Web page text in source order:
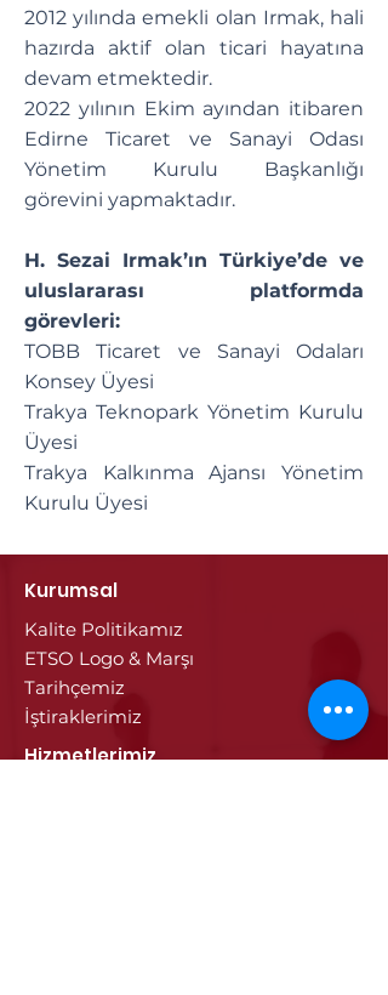
2012 yılında emekli olan Irmak, hali
hazırda aktif olan ticari hayatına
devam etmektedir.
2022 yılının Ekim ayından itibaren
Edirne Ticaret ve Sanayi Odası
Yönetim Kurulu Başkanlığı
görevini yapmaktadır.
H. Sezai Irmak’ın Türkiye’de ve
uluslararası platformda
görevleri:
TOBB Ticaret ve Sanayi Odaları
Konsey Üyesi
Trakya Teknopark Yönetim Kurulu
Üyesi
Trakya Kalkınma Ajansı Yönetim
Kurulu Üyesi
Kurumsal
Kalite Politikamız
ETSO Logo & Marşı
Tarihçemiz
İştiraklerimiz
Hizmetlerimiz